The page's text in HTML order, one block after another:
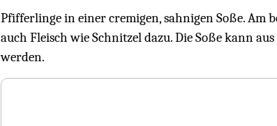
Pfifferlinge in einer cremigen, sahnigen Soße. Am
auch Fleisch wie Schnitzel dazu. Die Soße kann
werden.